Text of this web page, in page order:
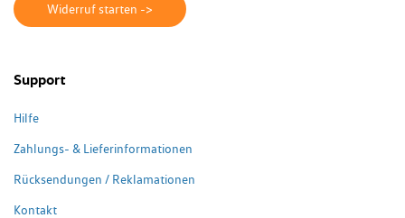
Widerruf starten ->
Support
Hilfe
Zahlungs- & Lieferinformationen
Rücksendungen / Reklamationen
Kontakt